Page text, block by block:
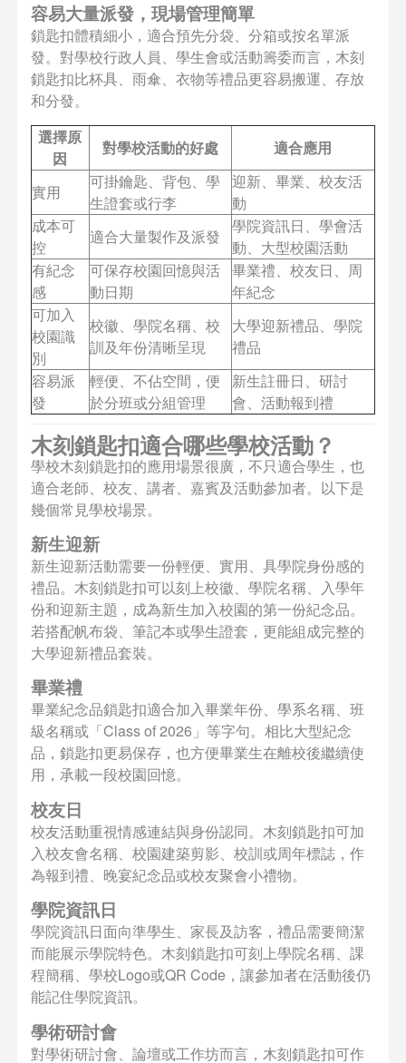
容易大量派發，現場管理簡單
鎖匙扣體積細小，適合預先分袋、分箱或按名單派
發。對學校行政人員、學生會或活動籌委而言，木刻
鎖匙扣比杯具、雨傘、衣物等禮品更容易搬運、存放
和分發。
選擇原
因
對學校活動的好處 適合應用
實用
可掛鑰匙、背包、學
生證套或行李
迎新、畢業、校友活
動
成本可
控
適合大量製作及派發
學院資訊日、學會活
動、大型校園活動
有紀念
感
可保存校園回憶與活
動日期
畢業禮、校友日、周
年紀念
可加入
校園識
別
校徽、學院名稱、校
訓及年份清晰呈現
大學迎新禮品、學院
禮品
容易派
發
輕便、不佔空間，便
於分班或分組管理
新生註冊日、研討
會、活動報到禮
木刻鎖匙扣適合哪些學校活動？
學校木刻鎖匙扣的應用場景很廣，不只適合學生，也
適合老師、校友、講者、嘉賓及活動參加者。以下是
幾個常見學校場景。
新生迎新
新生迎新活動需要一份輕便、實用、具學院身份感的
禮品。木刻鎖匙扣可以刻上校徽、學院名稱、入學年
份和迎新主題，成為新生加入校園的第一份紀念品。
若搭配帆布袋、筆記本或學生證套，更能組成完整的
大學迎新禮品套裝。
畢業禮
畢業紀念品鎖匙扣適合加入畢業年份、學系名稱、班
級名稱或「Class of 2026」等字句。相比大型紀念
品，鎖匙扣更易保存，也方便畢業生在離校後繼續使
用，承載一段校園回憶。
校友日
校友活動重視情感連結與身份認同。木刻鎖匙扣可加
入校友會名稱、校園建築剪影、校訓或周年標誌，作
為報到禮、晚宴紀念品或校友聚會小禮物。
學院資訊日
學院資訊日面向準學生、家長及訪客，禮品需要簡潔
而能展示學院特色。木刻鎖匙扣可刻上學院名稱、課
程簡稱、學校Logo或QR Code，讓參加者在活動後仍
能記住學院資訊。
學術研討會
對學術研討會、論壇或工作坊而言，木刻鎖匙扣可作